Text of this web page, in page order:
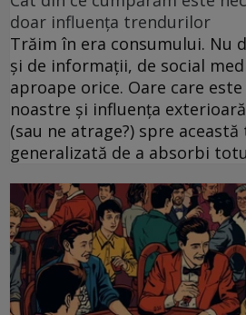
doar influența trendurilor
Trăim în era consumului. Nu
și de informații, de social
aproape orice. Oare care
noastre și influența
(sau ne atrage?) spre
generalizată de a absorbi